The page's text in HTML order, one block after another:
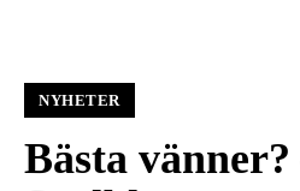
NYHETER
Bästa